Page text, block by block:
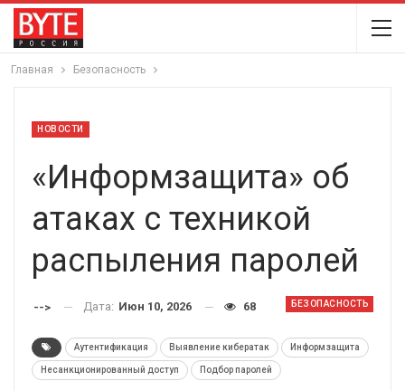
Главная Безопасность
НОВОСТИ
«Информзащита» об
атаках с техникой
распыления паролей
БЕЗОПАСНОСТЬ
--> Дата: Июн 10, 2026 68
Аутентификация Выявление кибератак Информзащита
Несанкционированный доступ Подбор паролей